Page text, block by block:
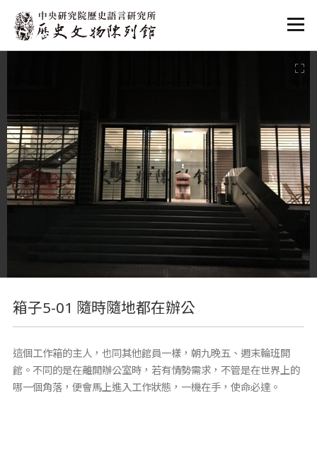
:::
箱子5-01 隨時隨地都在辦公
這個工作箱的主人，也同其他館員一樣，朝九晚五、週末輪班開
館。不同的是在離開辦公室時，若有情勢需求，不管是在世界上的
哪一個角落，便會馬上進入工作狀態，一機在手，使命必達。